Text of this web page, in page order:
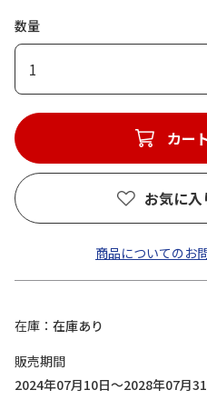
数量
1
カー
お気に
商品についてのお
在庫
在庫あり
販売期間
2024年07月10日～2028年07月